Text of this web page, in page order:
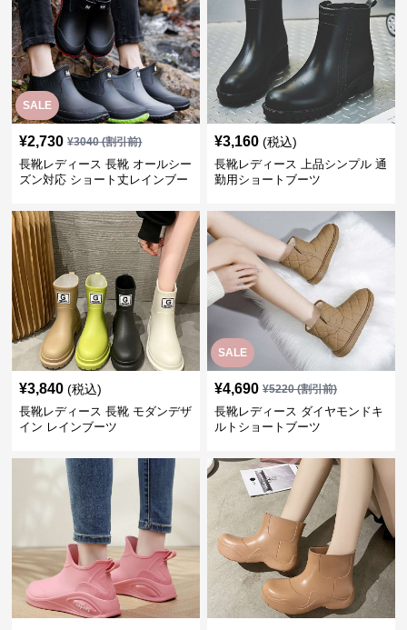
SALE
¥2,730 ¥3040(割引前)
長靴レディース 長靴 オールシー
ズン対応 ショート丈レインブー
¥3,160 (税込)
長靴レディース 上品シンプル 通
勤用ショートブーツ
¥3,840 (税込)
長靴レディース 長靴 モダンデザ
イン レインブーツ
SALE
¥4,690 ¥5220(割引前)
長靴レディース ダイヤモンドキ
ルトショートブーツ